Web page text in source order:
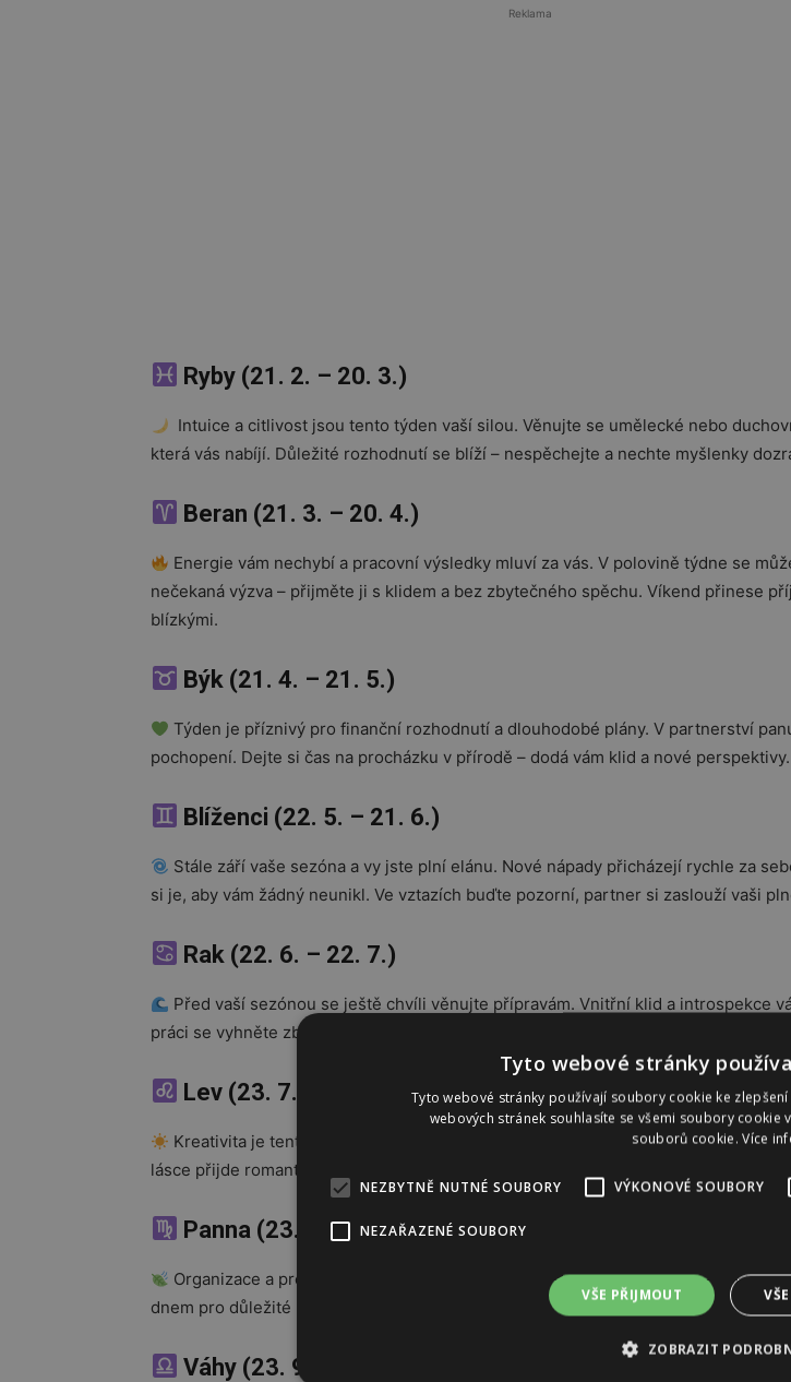
Reklama
Ryby (21. 2. – 20. 3.)
Intuice a citlivost jsou tento týden vaší silou. Věnujte se umělecké nebo
která vás nabíjí. Důležité rozhodnutí se blíží – nespěchejte a nechte myšlenky
Beran (21. 3. – 20. 4.)
Energie vám nechybí a pracovní výsledky mluví za vás. V polovině týdne se
nečekaná výzva – přijměte ji s klidem a bez zbytečného spěchu. Víkend přinese
blízkými.
Býk (21. 4. – 21. 5.)
Týden je příznivý pro finanční rozhodnutí a dlouhodobé plány. V partnerství
pochopení. Dejte si čas na procházku v přírodě – dodá vám klid a nové perspektivy.
Blíženci (22. 5. – 21. 6.)
Stále září vaše sezóna a vy jste plní elánu. Nové nápady přicházejí rychle za
si je, aby vám žádný neunikl. Ve vztazích buďte pozorní, partner si zaslouží vaši
Rak (22. 6. – 22. 7.)
Před vaší sezónou se ještě chvíli věnujte přípravám. Vnitřní klid a introspekce
práci se vyhněte zbytečným konfliktům – čas hraje ve váš prospěch.
Lev (23. 7. – 22. 8.)
Kreativita je tento týden vaším největším spojencem. Nebojte se ukázat své
lásce přijde romantický moment, který vám zvedne náladu.
Panna (23. 8. – 22. 9.)
Organizace a preciznost vám pomáhají zvládat náročný pracovní program.
dnem pro důležité rozhovory. Dopřejte si v pátek odměnu – zasloužíte si ji.
Váhy (23. 9. – 23. 10.)
Tyto webové stránky
Tyto webové stránky používají soubory cookie ke
webových stránek souhlasíte se všemi soubory cookie
souborů cookie.Více
NEZBYTNĚ NUTNÉ SOUBORY VÝKONOVÉ SOUBORY
NEZAŘAZENÉ SOUBORY
VŠE PŘIJMOUT
ZOBRAZIT